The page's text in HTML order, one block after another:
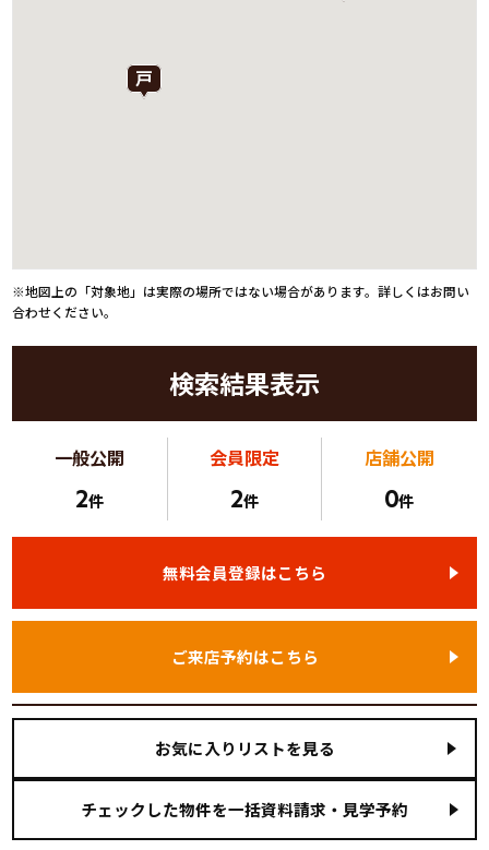
※地図上の「対象地」は実際の場所ではない場合があります。詳しくはお問い
合わせください。
検索結果表示
一般公開
2件
会員限定
2件
店舗公開
0件
無料会員登録はこちら
ご来店予約はこちら
お気に入りリストを見る